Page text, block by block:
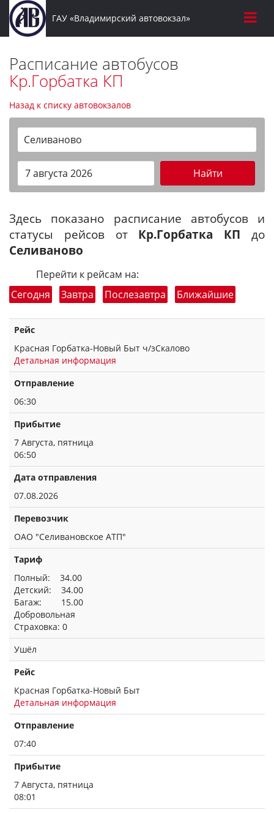
ГАУ «Владимирский автовокзал»
Расписание автобусов
Кр.Горбатка КП
Назад к списку автовокзалов
Селиваново
Найти
Здесь показано расписание автобусов и
статусы рейсов от Кр.Горбатка КП до
Селиваново
Перейти к рейсам на:
Сегодня
Завтра Послезавтра Ближайшие
Рейс
Красная Горбатка-Новый Быт ч/зСкалово
Детальная информация
Отправление
06:30
Прибытие
7 Августа, пятница
06:50
Дата отправления
07.08.2026
Перевозчик
ОАО "Селивановское АТП"
Тариф
Полный: 34.00
Детский: 34.00
Багаж: 15.00
Добровольная
Страховка: 0
Ушёл
Рейс
Красная Горбатка-Новый Быт
Детальная информация
Отправление
07:40
Прибытие
7 Августа, пятница
08:01